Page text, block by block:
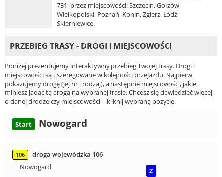
731, przez miejscowości: Szczecin, Gorzów
Wielkopolski, Poznań, Konin, Zgierz, Łódź,
Skierniewice.
PRZEBIEG TRASY - DROGI I MIEJSCOWOŚCI
Poniżej prezentujemy interaktywny przebieg Twojej trasy. Drogi i
miejscowości są uszeregowane w kolejności przejazdu. Najpierw
pokazujemy drogę (jej nr i rodzaj), a następnie miejscowości, jakie
miniesz jadąc tą drogą na wybranej trasie. Chcesz się dowiedzieć więcej
o danej drodze czy miejscowości – kliknij wybraną pozycję.
Start Nowogard
106
droga wojewódzka 106
Nowogard
Z